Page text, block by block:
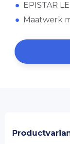
EPISTAR
Maatwerk